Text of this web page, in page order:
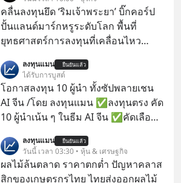
คลื่นลงทุนยึด ‘ริมเจ้าพระยา’ บิ๊กคอร์ป
ปั้นแลนด์มาร์กหรูระดับโลก พื้นที่
ยุทธศาสตร์การลงทุนที่เคลื่อนไหว
แม่น้ำเจ้าพระยา” นับเป็นคลื่นการลงทุน
ลูกที่ 2 ในการพัฒนาการท่องเที่ยว 2 ฝั่ง
แม่น้ำเจ้าพระยา ต่อจาก “ไอคอนสยาม
โมเดล” ภายใต้ 3 พันธมิตรร่วมทุน
บริษัท สยามพิวรรธน์ จำกัด, แมกโนเลีย
ควอลิตี้ ดีเวล็อปเม้นต์ คอร์ปอเรชั่น และ
เครือเจริญโภคภัณฑ์
ลงทุนแมน ยืนยันแล้ว
ได้รับการบูสต์
โอกาสลงทุน 10 ผู้นำ ทั้งซัปพลายเชน
AI จีน /โดย ลงทุนแมน ✅ลงทุนตรง คัด
10 ผู้นำเน้น ๆ ในธีม AI จีน ✅คัดเลือก
เจ้าของผู้นำ AI จีน ตั้งแต่โรงงานผลิตชิป
หน่วยความจำ โมเดล AI ยันหุ่นยนต์
✅ได้การรับยกเว้นภาษี Capital Gain
ลงทุนแมน ยืนยันแล้ว
วันนี้ เวลา 03:30 • หุ้น & เศรษฐกิจ
ผลไม้ล้นตลาด ราคาตกต่ำ ปัญหาคลาส
สิกของเกษตรกรไทย ไทยส่งออกผลไม้